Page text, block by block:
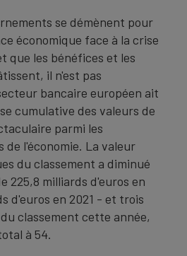
se démènent pour
économique face à la crise
que les bénéfices et les
il n'est pas
bancaire européen ait
cumulative des valeurs de
parmi les
l'économie. La valeur
du classement a diminué
225,8 milliards d'euros en
d'euros en 2021 - et trois
classement cette année,
à 54.